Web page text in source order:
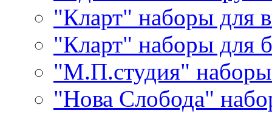
"Кларт" наборы для
"Кларт" наборы для
"М.П.студия"
"Нова Слобода"